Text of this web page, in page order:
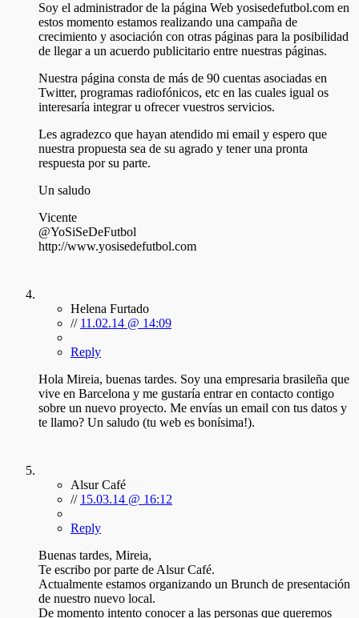
Soy el administrador de la página Web yosisedefutbol.com en
estos momento estamos realizando una campaña de
crecimiento y asociación con otras páginas para la posibilidad
de llegar a un acuerdo publicitario entre nuestras páginas.
Nuestra página consta de más de 90 cuentas asociadas en
Twitter, programas radiofónicos, etc en las cuales igual os
interesaría integrar u ofrecer vuestros servicios.
Les agradezco que hayan atendido mi email y espero que
nuestra propuesta sea de su agrado y tener una pronta
respuesta por su parte.
Un saludo
Vicente
@YoSiSeDeFutbol
http://www.yosisedefutbol.com
Helena Furtado
// 11.02.14 @ 14:09
Reply
Hola Mireia, buenas tardes. Soy una empresaria brasileña que
vive en Barcelona y me gustaría entrar en contacto contigo
sobre un nuevo proyecto. Me envías un email con tus datos y
te llamo? Un saludo (tu web es bonísima!).
Alsur Café
// 15.03.14 @ 16:12
Reply
Buenas tardes, Mireia,
Te escribo por parte de Alsur Café.
Actualmente estamos organizando un Brunch de presentación
de nuestro nuevo local.
De momento intento conocer a las personas que queremos